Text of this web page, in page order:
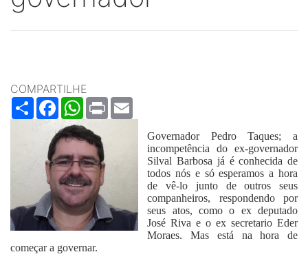
COMPARTILHE
ShareFacebookWhatsApp
Print
Governador Pedro Taques; a
incompetência do ex-governador
Silval Barbosa já é conhecida de
todos nós e só esperamos a hora
de vê-lo junto de outros seus
companheiros, respondendo por
seus atos, como o ex deputado
José Riva e o ex secretario Eder
Moraes. Mas está na hora de
começar a governar.